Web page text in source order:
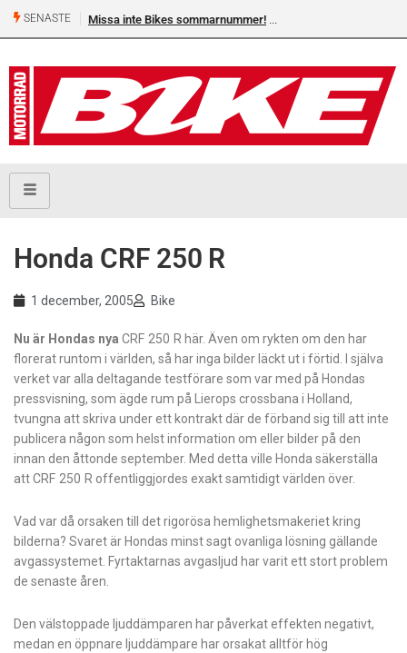
SENASTE Missa inte Bikes sommarnummer!
Honda CRF 250 R
1 december, 2005 Bike
Nu är Hondas nya CRF 250 R här. Även om rykten om den har
florerat runtom i världen, så har inga bilder läckt ut i förtid. I själva
verket var alla deltagande testförare som var med på Hondas
pressvisning, som ägde rum på Lierops crossbana i Holland,
tvungna att skriva under ett kontrakt där de förband sig till att inte
publicera någon som helst information om eller bilder på den
innan den åttonde september. Med detta ville Honda säkerställa
att CRF 250 R offentliggjordes exakt samtidigt världen över.
Vad var då orsaken till det rigorösa hemlighetsmakeriet kring
bilderna? Svaret är Hondas minst sagt ovanliga lösning gällande
avgassystemet. Fyrtaktarnas avgasljud har varit ett stort problem
de senaste åren.
Den välstoppade ljuddämparen har påverkat effekten negativt,
medan en öppnare ljuddämpare har orsakat alltför hög